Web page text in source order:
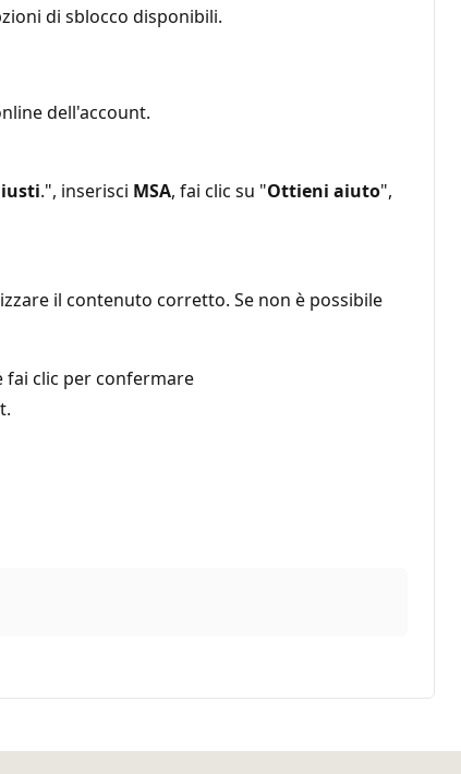
di sblocco disponibili.
dell'account.
.", inserisci MSA, fai clic su "Ottieni aiuto",
il contenuto corretto. Se non è possibile
fai clic per confermare